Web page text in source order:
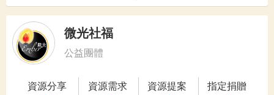
微光社福
公益團體
資源分享 資源需求 資源提案 指定捐贈